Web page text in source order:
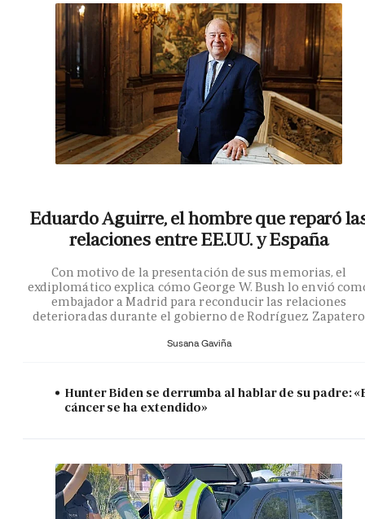
Eduardo Aguirre, el hombre que reparó
relaciones entre EE.UU. y España
Con motivo de la presentación de sus memorias, el
exdiplomático explica cómo George W. Bush lo envió
embajador a Madrid para reconducir las relaciones
deterioradas durante el gobierno de Rodríguez Zapatero
Susana Gaviña
Hunter Biden se derrumba al hablar de su padre:
cáncer se ha extendido»